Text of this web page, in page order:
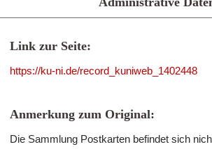
Link zur Seite:
https://ku-ni.de/record_kuniweb_1402448
Anmerkung zum Original:
Die Sammlung Postkarten befindet sich